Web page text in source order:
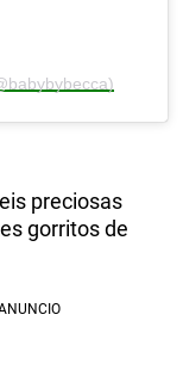
preciosas
gorritos de